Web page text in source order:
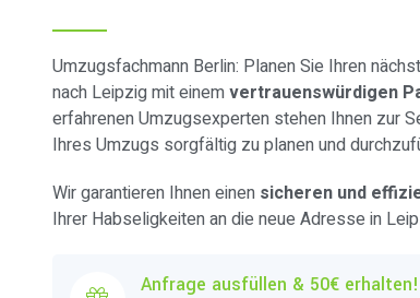
Umzugsfachmann Berlin: Planen Sie Ihren
nach Leipzig mit einemvertrauenswürdigen
erfahrenen Umzugsexperten stehen Ihnen zur
Ihres Umzugs sorgfältig zu planen und
Wir garantieren Ihnen einen sicheren und
Ihrer Habseligkeiten an die neue Adresse in
Anfrage ausfüllen & 50€ erhalten!